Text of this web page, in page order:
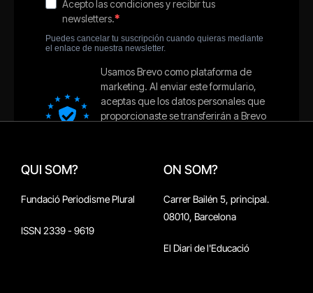
QUI SOM?
Fundació Periodisme Plural
ISSN 2339 - 9619
ON SOM?
Carrer Bailén 5, principal.
08010, Barcelona
El Diari de l'Educació